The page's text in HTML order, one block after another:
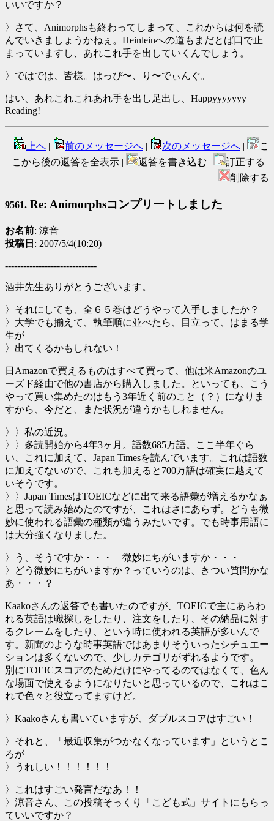
いいですか？
〉さて、Animorphsも終わってしまって、これからは何を読
んでいきましょうかねぇ。Heinleinへの道もまだとば口で止
まっていますし、あれこれ手を出していくんでしょう。
〉ではでは、皆様。はっぴ〜、り〜でぃんぐ。
はい、あれこれこれあれ手を出し足出し、Happyyyyyyy
Reading!
上へ | 前のメッセージへ | 次のメッセージへ |
こ
こから後の返答を全表示 |
返答を書き込む |
訂正する |
削除する
9561. Re: Animorphsコンプリートしました
お名前: 涼音
投稿日 : 2007/5/4(10:20)
------------------------------
酒井先生ありがとうございます。
〉それにしても、全６５巻はどうやって入手しましたか？
〉大学でも揃えて、執筆順に並べたら、目立って、はまる学
生が
〉出てくるかもしれない！
日Amazonで買えるものはすべて買って、他は米Amazonのユ
ーズド経由で他の書店から購入しました。といっても、こう
やって買い集めたのはもう3年近く前のこと（？）になりま
すから、今だと、また状況が違うかもしれません。
〉〉私の近況。
〉〉多読開始から4年3ヶ月。語数685万語。ここ半年ぐら
い、これに加えて、Japan Timesを読んでいます。これは語数
に加えてないので、これも加えると700万語は確実に越えて
いそうです。
〉〉Japan TimesはTOEICなどに出て来る語彙が増えるかなぁ
と思って読み始めたのですが、これはさにあらず。どうも微
妙に使われる語彙の種類が違うみたいです。でも時事用語に
は大分強くなりました。
〉う、そうですか・・・ 微妙にちがいますか・・・
〉どう微妙にちがいますか？っていうのは、きつい質問かな
あ・・・？
Kaakoさんの返答でも書いたのですが、TOEICで主にあらわ
れる英語は職探しをしたり、注文をしたり、その納品に対す
るクレームをしたり、という時に使われる英語が多いんで
す。新聞のような時事英語ではあまりそういったシチュエー
ションは多くないので、少しカテゴリがずれるようです。
別にTOEICスコアのためだけにやってるのではなくて、色ん
な場面で使えるようになりたいと思っているので、これはこ
れで色々と役立ってますけど。
〉Kaakoさんも書いていますが、ダブルスコアはすごい！
〉それと、「最近収集がつかなくなっています」というとこ
ろが
〉うれしい！！！！！！
〉これはすごい発言だなあ！！
〉涼音さん、この投稿そっくり「こども式」サイトにもらっ
ていいですか？